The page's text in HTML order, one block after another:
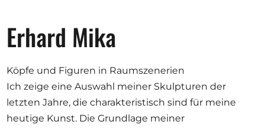
Help
Contact
Erhard Mika
Köpfe und Figuren in Raumszenerien
Ich zeige eine Auswahl meiner Skulpturen der
letzten Jahre, die charakteristisch sind für meine
heutige Kunst. Die Grundlage meiner